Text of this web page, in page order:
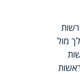
מול